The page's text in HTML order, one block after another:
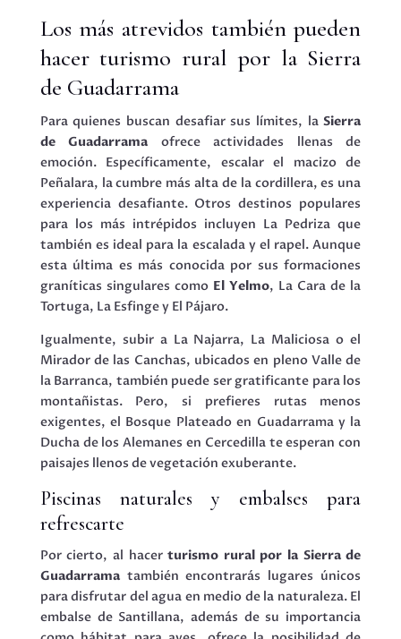
Los más atrevidos también pueden
hacer turismo rural por la Sierra
de Guadarrama
Para quienes buscan desafiar sus límites, laSierra
de Guadarrama ofrece actividades llenas de
emoción. Específicamente, escalar el macizo de
Peñalara, la cumbre más alta de la cordillera, es una
experiencia desafiante. Otros destinos populares
para los más intrépidos incluyen La Pedriza que
también es ideal para la escalada y el rapel. Aunque
esta última es más conocida por sus formaciones
graníticas singulares como El Yelmo, La Cara de la
Tortuga, La Esfinge y El Pájaro.
Igualmente, subir a La Najarra, La Maliciosa o el
Mirador de las Canchas, ubicados en pleno Valle de
la Barranca, también puede ser gratificante para los
montañistas. Pero, si prefieres rutas menos
exigentes, el Bosque Plateado en Guadarrama y la
Ducha de los Alemanes en Cercedilla te esperan con
paisajes llenos de vegetación exuberante.
Piscinas naturales y embalses para
refrescarte
Por cierto, al hacerturismo rural por la Sierra de
Guadarramatambién encontrarás lugares únicos
para disfrutar del agua en medio de la naturaleza. El
embalse de Santillana, además de su importancia